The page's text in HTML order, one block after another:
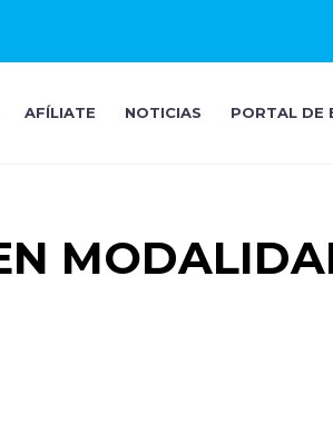
AFÍLIATE NOTICIAS PORTAL DE